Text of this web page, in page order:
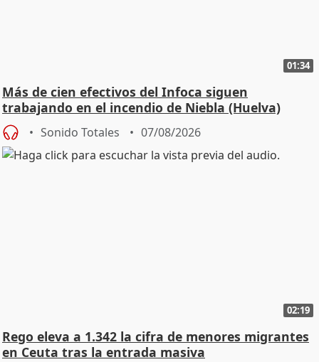
01:34
Más de cien efectivos del Infoca siguen
trabajando en el incendio de Niebla (Huelva)
Sonido Totales 07/08/2026
02:19
Rego eleva a 1.342 la cifra de menores migrantes
en Ceuta tras la entrada masiva